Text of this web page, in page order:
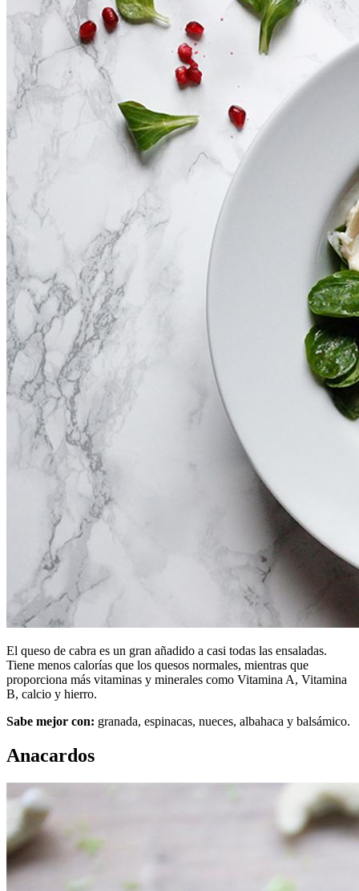
El queso de cabra es un gran añadido a casi todas las ensaladas.
Tiene menos calorías que los quesos normales, mientras que
proporciona más vitaminas y minerales como Vitamina A, Vitamina
B, calcio y hierro.
Sabe mejor con: granada, espinacas, nueces, albahaca y balsámico.
Anacardos